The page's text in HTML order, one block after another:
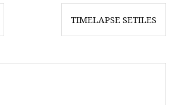
TIMELAPSE SETILES